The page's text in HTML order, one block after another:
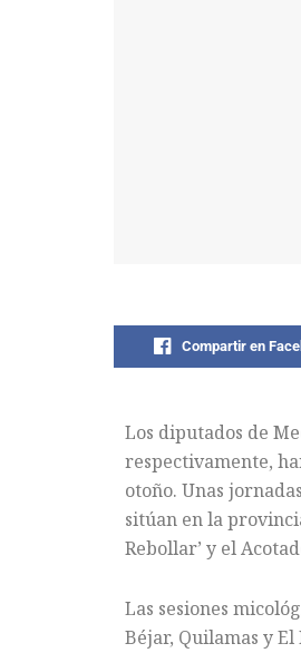
Compartir en
Los diputados de
respectivamente,
otoño. Unas
sitúan en la
Rebollar’ y el
Las sesiones
Béjar, Quilamas y